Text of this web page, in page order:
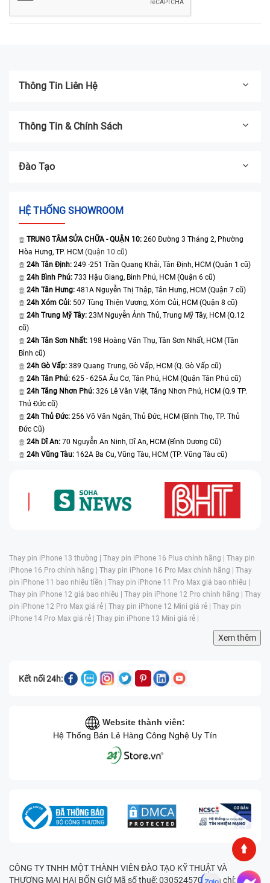
Thông Tin Liên Hệ
Thông Tin & Chính Sách
Đào Tạo
HỆ THỐNG SHOWROOM
TRUNG TÂM SỬA CHỮA - QUẬN 10: 260 Đường 3 Tháng 2, Phường
Hòa Hưng, TP. HCM (Quận 10 cũ)
24h Tân Định: 249 -251 Trần Quang Khải, Tân Định, HCM (Quận 1 cũ)
24h Bình Phú: 733 Hậu Giang, Bình Phú, HCM (Quận 6 cũ)
24h Tân Hưng: 481A Nguyễn Thị Thập, Tân Hưng, HCM (Quận 7 cũ)
24h Xóm Củi: 507 Tùng Thiện Vương, Xóm Củi, HCM (Quận 8 cũ)
24h Trung Mỹ Tây: 23M Nguyễn Ảnh Thủ, Trung Mỹ Tây, HCM (Q.12
cũ)
24h Tân Sơn Nhất: 198 Hoàng Văn Thụ, Tân Sơn Nhất, HCM (Tân
Bình cũ)
24h Gò Vấp: 389 Quang Trung, Gò Vấp, HCM (Q. Gò Vấp cũ)
24h Tân Phú: 625 - 625A Âu Cơ, Tân Phú, HCM (Quận Tân Phú cũ)
24h Tăng Nhơn Phú: 326 Lê Văn Việt, Tăng Nhơn Phú, HCM (Q.9 TP.
Thủ Đức cũ)
24h Thủ Đức: 256 Võ Văn Ngân, Thủ Đức, HCM (Bình Thọ, TP. Thủ
Đức Cũ)
24h Dĩ An: 70 Nguyễn An Ninh, Dĩ An, HCM (Bình Dương Cũ)
24h Vũng Tàu: 162A Ba Cu, Vũng Tàu, HCM (TP. Vũng Tàu cũ)
Thay pin iPhone 13 thường | Thay pin iPhone 16 Plus chính hãng | Thay pin
iPhone 16 Pro chính hãng | Thay pin iPhone 16 Pro Max chính hãng | Thay
pin iPhone 11 bao nhiêu tiền | Thay pin iPhone 11 Pro Max giá bao nhiêu |
Thay pin iPhone 12 giá bao nhiêu | Thay pin iPhone 12 Pro chính hãng | Thay
pin iPhone 12 Pro Max giá rẻ | Thay pin iPhone 12 Mini giá rẻ | Thay pin
iPhone 14 Pro Max giá rẻ | Thay pin iPhone 13 Mini giá rẻ |
Xem thêm
Kết nối 24h:
Website thành viên:
Hệ Thống Bán Lẻ Hàng Công Nghệ Uy Tín
CÔNG TY TNHH MỘT THÀNH VIÊN ĐÀO TẠO KỸ THUẬT VÀ
THƯƠNG MẠI HAI BỐN GIỜ Mã số thuế: 0305245702 Địa chỉ: